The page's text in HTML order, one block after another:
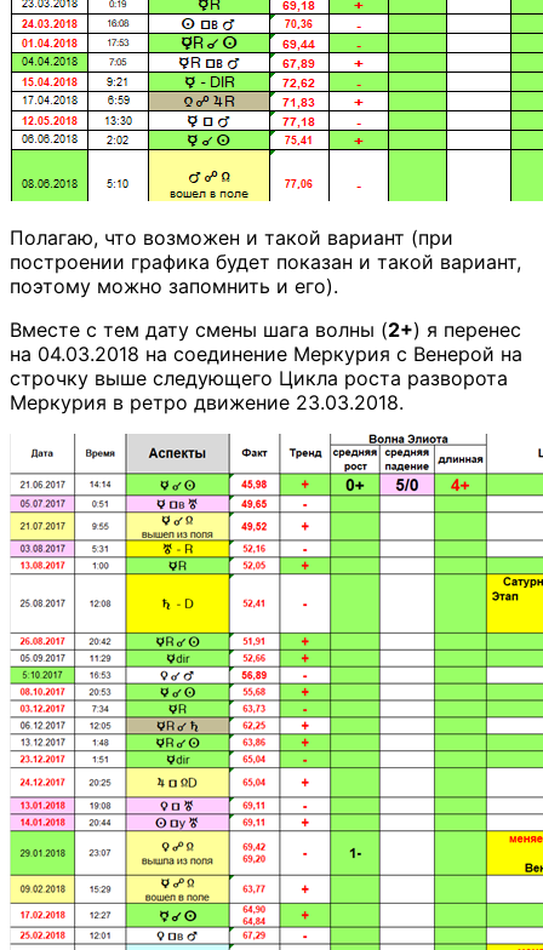
Полагаю, что возможен и такой вариант (при
построении графика будет показан и такой вариант,
поэтому можно запомнить и его).
Вместе с тем дату смены шага волны (2+) я перенес
на 04.03.2018 на соединение Меркурия с Венерой на
строчку выше следующего Цикла роста разворота
Меркурия в ретро движение 23.03.2018.